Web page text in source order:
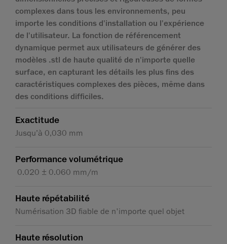
complexes dans tous les environnements, peu
importe les conditions d'installation ou l'expérience
de l'utilisateur. La fonction de référencement
dynamique permet aux utilisateurs de générer des
modèles .stl de haute qualité de n'importe quelle
surface, en capturant les détails les plus fins des
caractéristiques complexes des pièces, même dans
des conditions difficiles.
Exactitude
Jusqu’à 0,030 mm
Performance volumétrique
0.020 ± 0.060 mm/m
Haute répétabilité
Numérisation 3D fiable de n'importe quel objet
Haute résolution